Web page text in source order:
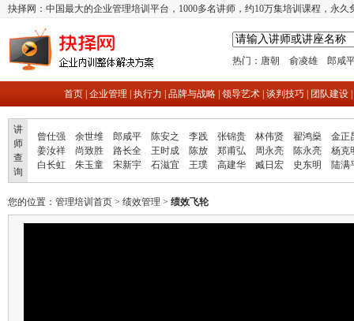
抉择网：中国最大的企业管理培训平台，1000多名讲师，约10万集培训课程，永
热门： 唐朝 俞凌雄 郎咸
首页| 企业管理 执行力 品牌与战略| 领导艺术| 谈判技巧| 团队建设|
讲
师
查
询
曾仕强 余世维 郎咸平 陈安之 李践 张锦贵 林伟贤 翟鸿燊
金正
姜汝祥
尚致胜 路长全 王时成 陈放 郑甫弘 周永亮 陈永亮
杨克
白长虹
朱玉童 宋新宇 石滋宜 王璞 高建华 臧日宏 史东明 陆满
您的位置： 管理培训首页 > 绩效管理 > 绩效飞轮